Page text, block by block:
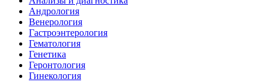
Андрология
Венерология
Гастроэнтерология
Гематология
Генетика
Геронтология
Гинекология